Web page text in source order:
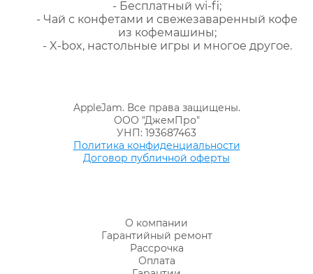
- Бесплатный wi-fi;
- Чай с конфетами и свежезаваренный кофе
из кофемашины;
- X-box, настольные игры и многое другое.
AppleJam. Все права защищены.
ООО "ДжемПро"
УНП: 193687463
Политика конфиденциальности
Договор публичной оферты
О компании
Гарантийный ремонт
Рассрочка
Оплата